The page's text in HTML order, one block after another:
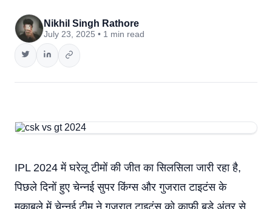
Nikhil Singh Rathore
July 23, 2025 • 1 min read
IPL 2024 में घरेलू टीमों की जीत का सिलसिला जारी रहा है,
पिछले दिनों हुए चेन्नई सुपर किंग्स और गुजरात टाइटंस के
मुकाबले में चेन्नई टीम ने गुजरात टाइटंस को काफी बड़े अंतर से